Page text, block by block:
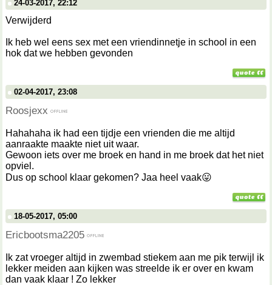
24-03-2017, 22:12
Verwijderd
Ik heb wel eens sex met een vriendinnetje in school in een
hok dat we hebben gevonden
02-04-2017, 23:08
Roosjexx
Hahahaha ik had een tijdje een vrienden die me altijd
aanraakte maakte niet uit waar.
Gewoon iets over me broek en hand in me broek dat het niet
opviel.
Dus op school klaar gekomen? Jaa heel vaak😛
18-05-2017, 05:00
Ericbootsma2205
Ik zat vroeger altijd in zwembad stiekem aan me pik terwijl ik
lekker meiden aan kijken was streelde ik er over en kwam
dan vaak klaar ! Zo lekker